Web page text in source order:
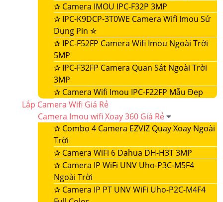
✰ Camera IMOU IPC-F32P 3MP
✰ IPC-K9DCP-3T0WE Camera Wifi Imou Sử
Dụng Pin ✮
✰ IPC-F52FP Camera Wifi Imou Ngoài Trời
5MP
✰ IPC-F32FP Camera Quan Sát Ngoài Trời
3MP
✰ Camera Wifi Imou IPC-F22FP Mẫu Đẹp
Lắp Camera Wifi Giá Rẻ
Camera Imou wifi Xoay 360 Giá Rẻ
✰ Combo 4 Camera EZVIZ Quay Xoay Ngoài
Trời
✰ Camera WiFi 6 Dahua DH-H3T 3MP
✰ Camera IP WiFi UNV Uho-P3C-M5F4
Ngoài Trời
✰ Camera IP PT UNV WiFi Uho-P2C-M4F4